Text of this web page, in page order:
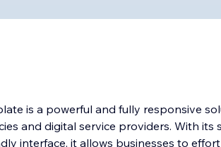
is a powerful and fully responsive
and digital service providers. With its
interface, it allows businesses to